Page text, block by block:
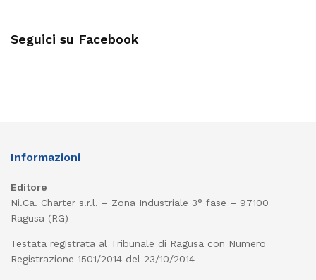
Seguici su Facebook
Informazioni
Editore
Ni.Ca. Charter s.r.l. – Zona Industriale 3° fase – 97100
Ragusa (RG)
Testata registrata al Tribunale di Ragusa con Numero
Registrazione 1501/2014 del 23/10/2014